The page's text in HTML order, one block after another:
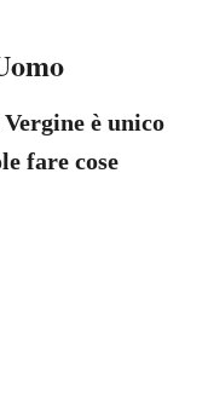
è unico
fare cose